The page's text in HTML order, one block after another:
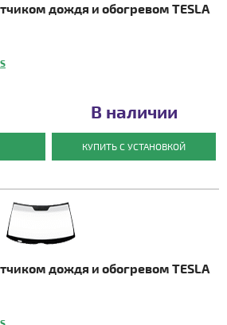
дождя и обогревом TESLA
В наличии
КУПИТЬ С УСТАНОВКОЙ
дождя и обогревом TESLA